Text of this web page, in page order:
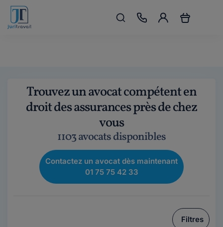
Trouvez un avocat compétent en
droit des assurances près de chez
vous
1103 avocats disponibles
Contactez un avocat dès maintenant
01 75 75 42 33
Filtres